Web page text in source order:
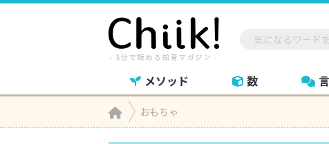
メソッド 数
Homeおもちゃ